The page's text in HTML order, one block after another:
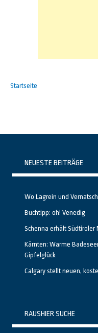
Startseite
NEUESTE BEITRÄGE
Wo Lagrein und
Buchtipp: oh! Venedig
Schenna erhält Südtiroler
Kärnten: Warme
Gipfelglück
Calgary stellt neuen,
RAUSHIER SUCHE